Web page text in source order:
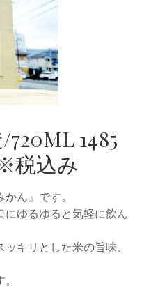
1485
税込み
ん』です。
にゆるゆると気軽に飲ん
キリとした米の旨味、